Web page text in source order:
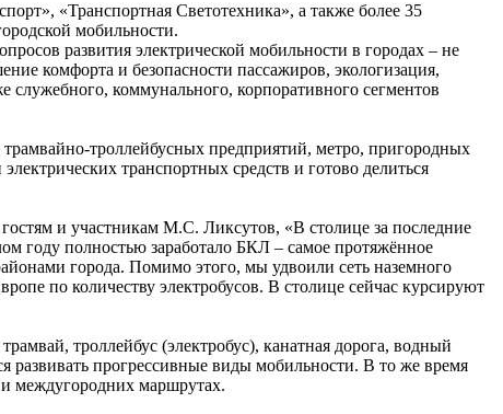
«Транспортная Светотехника», а также более 35
мобильности.
развития электрической мобильности в городах – не
комфорта и безопасности пассажиров, экологизация,
служебного, коммунального, корпоративного сегментов
трамвайно-троллейбусных предприятий, метро, пригородных
транспортных средств и готово делиться
и участникам М.С. Ликсутов, «В столице за последние
году полностью заработало БКЛ – самое протяжённое
города. Помимо этого, мы удвоили сеть наземного
по количеству электробусов. В столице сейчас курсируют
троллейбус (электробус), канатная дорога, водный
развивать прогрессивные виды мобильности. В то же время
междугородних маршрутах.